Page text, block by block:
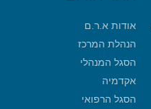
אודות א.ר.ם
הנהלת המרכז
הסגל המנהלי
אקדמיה
הסגל הרפואי